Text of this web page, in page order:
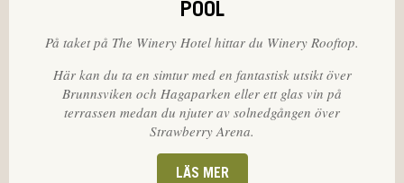
POOL
På taket på The Winery Hotel hittar du Winery Rooftop.
Här kan du ta en simtur med en fantastisk utsikt över
Brunnsviken och Hagaparken eller ett glas vin på
terrassen medan du njuter av solnedgången över
Strawberry Arena.
LÄS MER